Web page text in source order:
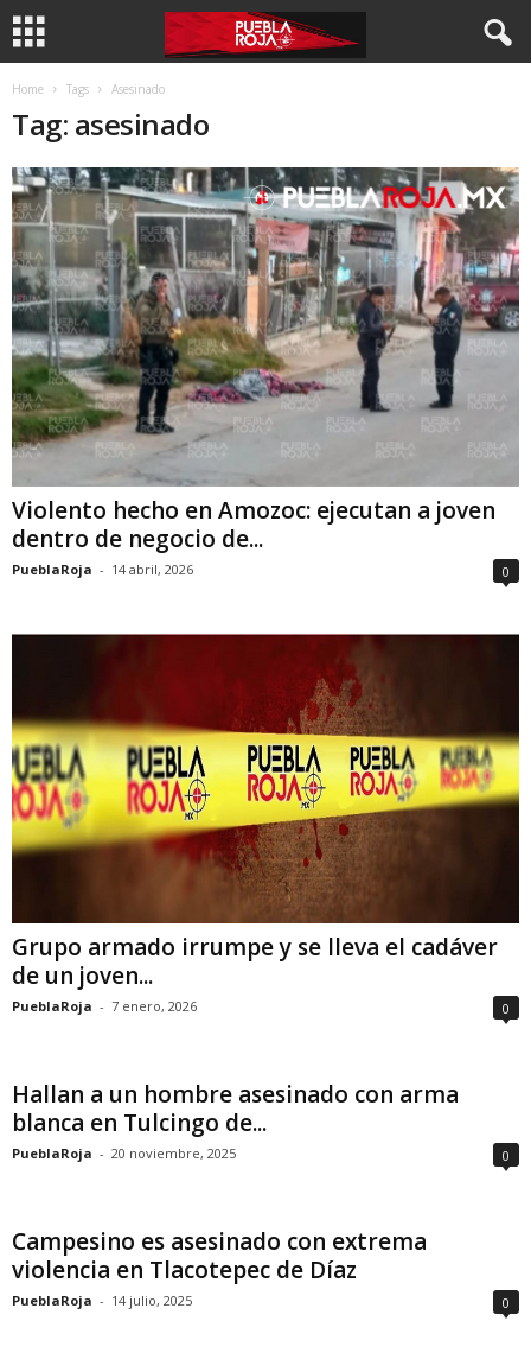
Home Tags Asesinado
Tag: asesinado
Violento hecho en Amozoc: ejecutan a joven
dentro de negocio de...
PueblaRoja - 14 abril, 2026 0
Grupo armado irrumpe y se lleva el cadáver
de un joven...
PueblaRoja - 7 enero, 2026 0
Hallan a un hombre asesinado con arma
blanca en Tulcingo de...
PueblaRoja - 20 noviembre, 2025 0
Campesino es asesinado con extrema
violencia en Tlacotepec de Díaz
PueblaRoja - 14 julio, 2025 0